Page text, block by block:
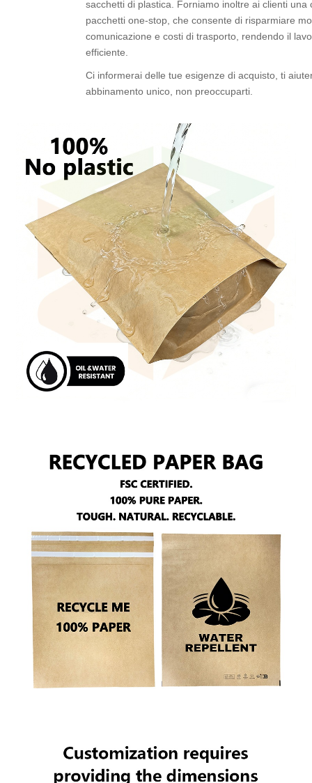
sacchetti di plastica. Forniamo inoltre ai clienti una
pacchetti one-stop, che consente di risparmiare
comunicazione e costi di trasporto, rendendo il
efficiente.
Ci informerai delle tue esigenze di acquisto, ti
abbinamento unico, non preoccuparti.